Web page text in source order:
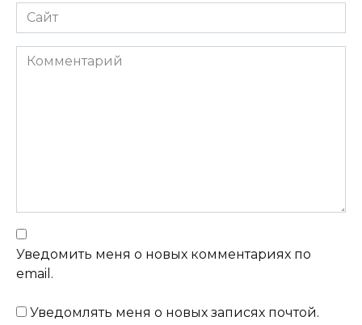
Сайт
Комментарий
Уведомить меня о новых комментариях по
email.
Уведомлять меня о новых записях почтой.